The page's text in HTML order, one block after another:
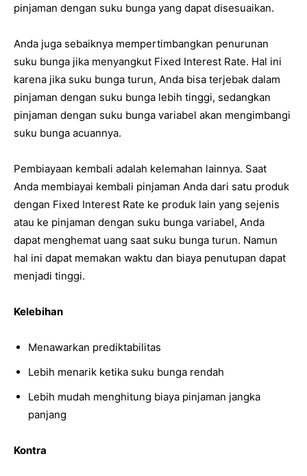
pinjaman dengan suku bunga yang dapat disesuaikan.
Anda juga sebaiknya mempertimbangkan penurunan
suku bunga jika menyangkut Fixed Interest Rate. Hal ini
karena jika suku bunga turun, Anda bisa terjebak dalam
pinjaman dengan suku bunga lebih tinggi, sedangkan
pinjaman dengan suku bunga variabel akan mengimbangi
suku bunga acuannya.
Pembiayaan kembali adalah kelemahan lainnya. Saat
Anda membiayai kembali pinjaman Anda dari satu produk
dengan Fixed Interest Rate ke produk lain yang sejenis
atau ke pinjaman dengan suku bunga variabel, Anda
dapat menghemat uang saat suku bunga turun. Namun
hal ini dapat memakan waktu dan biaya penutupan dapat
menjadi tinggi.
Kelebihan
Menawarkan prediktabilitas
Lebih menarik ketika suku bunga rendah
Lebih mudah menghitung biaya pinjaman jangka
panjang
Kontra